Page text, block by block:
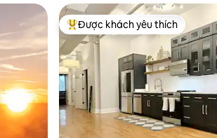
Được khách yêu thích nhất
Được khách yêu thích